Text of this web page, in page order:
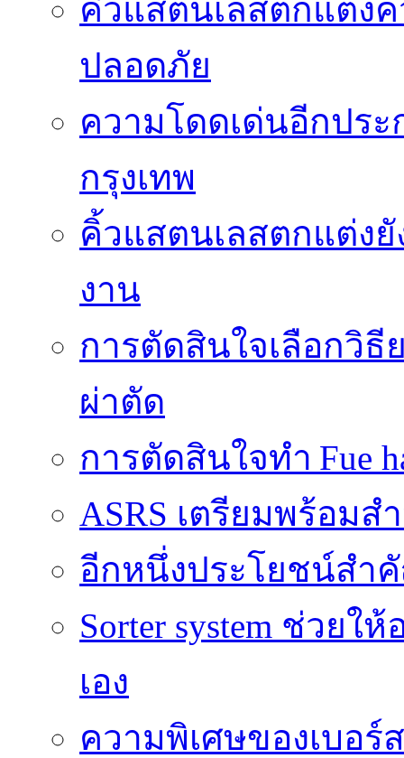
คิ้วแสตนเลสตกแต่ง
ปลอดภัย
ความโดดเด่นอีกปร
กรุงเทพ
คิ้วแสตนเลสตกแต่ง
งาน
การตัดสินใจเลือกวิ
ผ่าตัด
การตัดสินใจทำ Fue
ASRS เตรียมพร้อม
อีกหนึ่งประโยชน์สำคั
Sorter system ช่วย
เอง
ความพิเศษของเบอ